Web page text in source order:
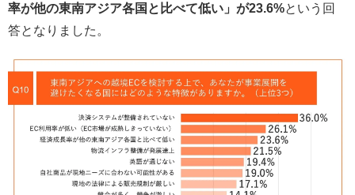
率が他の東南アジア各国と比べて低い」が23.6%という回
答となりました。